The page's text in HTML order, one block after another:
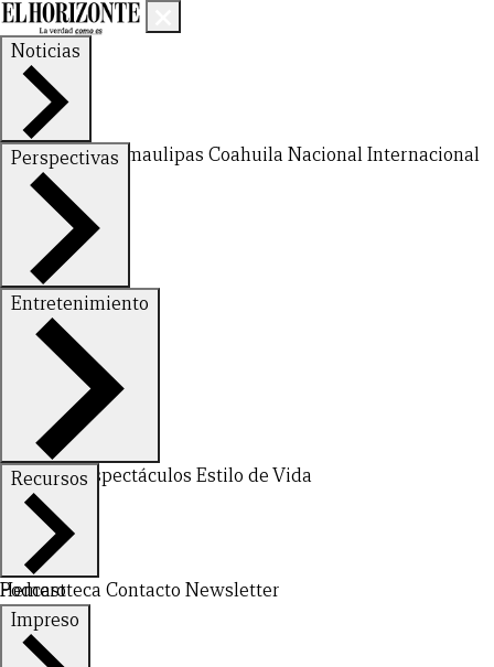
Noticias
Nuevo LeónTamaulipas Coahuila NacionalInternacional
Perspectivas
FinanzasOpinión
Entretenimiento
DeportesEspectáculos Estilo de Vida
Recursos
Hemeroteca Contacto Newsletter
Podcast
Impreso